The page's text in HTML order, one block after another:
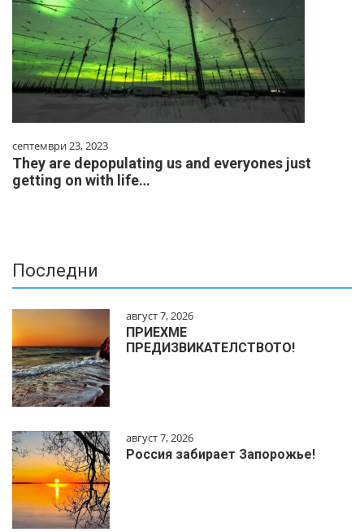
септември 23, 2023
They are depopulating us and everyones just
getting on with life…
Последни
август 7, 2026
ПРИЕХМЕ
ПРЕДИЗВИКАТЕЛСТВОТО!
август 7, 2026
Россия забирает Запорожье!